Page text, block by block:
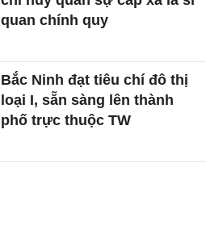
quan chính quy
Bắc Ninh đạt tiêu chí đô thị
loại I, sẵn sàng lên thành
phố trực thuộc TW